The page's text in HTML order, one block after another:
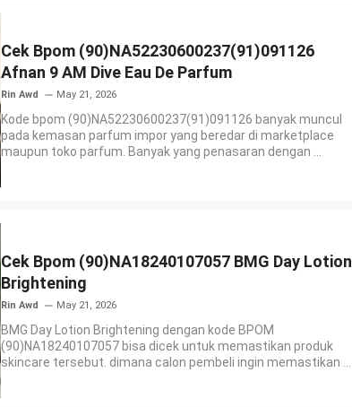
Cek Bpom (90)NA52230600237(91)091126
Afnan 9 AM Dive Eau De Parfum
Rin Awd May 21, 2026
Kode bpom (90)NA52230600237(91)091126 banyak muncul
pada kemasan parfum impor yang beredar di marketplace
maupun toko parfum. Banyak yang penasaran dengan ...
Cek Bpom (90)NA18240107057 BMG Day Lotion
Brightening
Rin Awd May 21, 2026
BMG Day Lotion Brightening dengan kode BPOM
(90)NA18240107057 bisa dicek untuk memastikan produk
skincare tersebut. dimana calon pembeli ingin memastikan ...